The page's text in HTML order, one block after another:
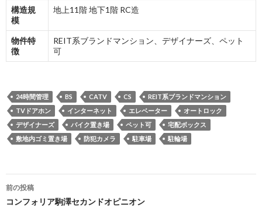
構造規
模
地上11階 地下1階 RC造
物件特
徴
REIT系ブランドマンション、デザイナーズ、ペット
可
24時間管理 BS CATV CS
REIT系ブランドマンション
TVドアホン
インターネット エレベーター
オートロック
デザイナーズ
バイク置き場 ペット可
宅配ボックス
敷地内ゴミ置き場
防犯カメラ 駐車場 駐輪場
投
稿
前の投稿
コンフォリア駒澤セカンドオピニオン